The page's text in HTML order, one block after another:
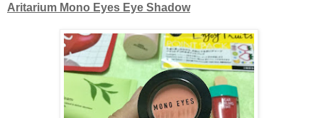
Aritarium Mono Eyes Eye Shadow